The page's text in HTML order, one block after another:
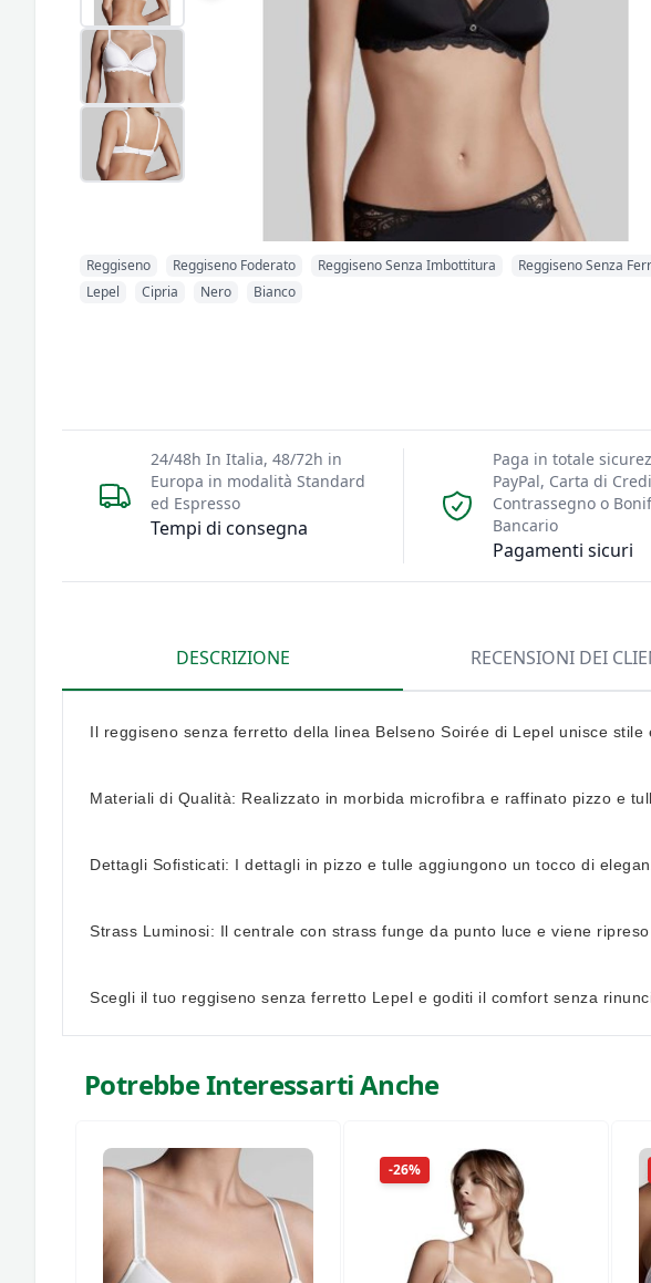
Reggiseno Reggiseno Foderato Reggiseno Senza Imbottitura
Reggiseno Senza
Lepel
Cipria Nero Bianco
Tempi di consegna
24/48h In Italia, 48/72h in
Europa in modalità Standard
ed Espresso
Pagamenti sicuri
Paga in totale
PayPal, Carta di
Contrassegno o
Bancario
DESCRIZIONE RECENSIONI DEI
Il reggiseno senza ferretto della linea Belseno Soirée di Lepel unisce
Materiali di Qualità: Realizzato in morbida microfibra e raffinato pizzo e
Dettagli Sofisticati: I dettagli in pizzo e tulle aggiungono un tocco di
Strass Luminosi: Il centrale con strass funge da punto luce e viene
Scegli il tuo reggiseno senza ferretto Lepel e goditi il comfort senza
Potrebbe Interessarti Anche
-26%